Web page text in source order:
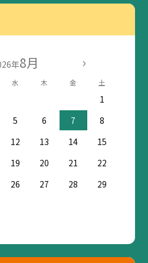
年8月
水 木 金 土
1
5 6 7
8
12 13 14
15
19 20 21
22
26 27 28
29